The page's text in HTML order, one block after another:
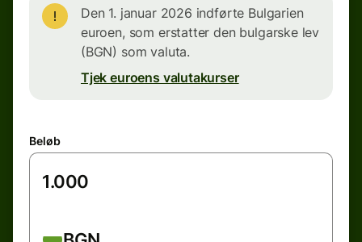
Den 1. januar 2026 indførte Bulgarien
euroen, som erstatter den bulgarske lev
(BGN) som valuta.
Tjek euroens valutakurser
Beløb